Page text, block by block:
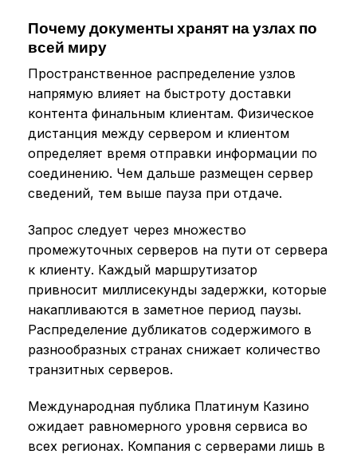
Почему документы хранят на узлах по
всей миру
Пространственное распределение узлов
напрямую влияет на быстроту доставки
контента финальным клиентам. Физическое
дистанция между сервером и клиентом
определяет время отправки информации по
соединению. Чем дальше размещен сервер
сведений, тем выше пауза при отдаче.
Запрос следует через множество
промежуточных серверов на пути от сервера
к клиенту. Каждый маршрутизатор
привносит миллисекунды задержки, которые
накапливаются в заметное период паузы.
Распределение дубликатов содержимого в
разнообразных странах снижает количество
транзитных серверов.
Международная публика Платинум Казино
ожидает равномерного уровня сервиса во
всех регионах. Компания с серверами лишь в